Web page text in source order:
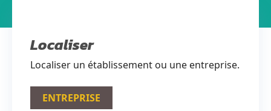
Localiser
Localiser un établissement ou une entreprise.
ENTREPRISE